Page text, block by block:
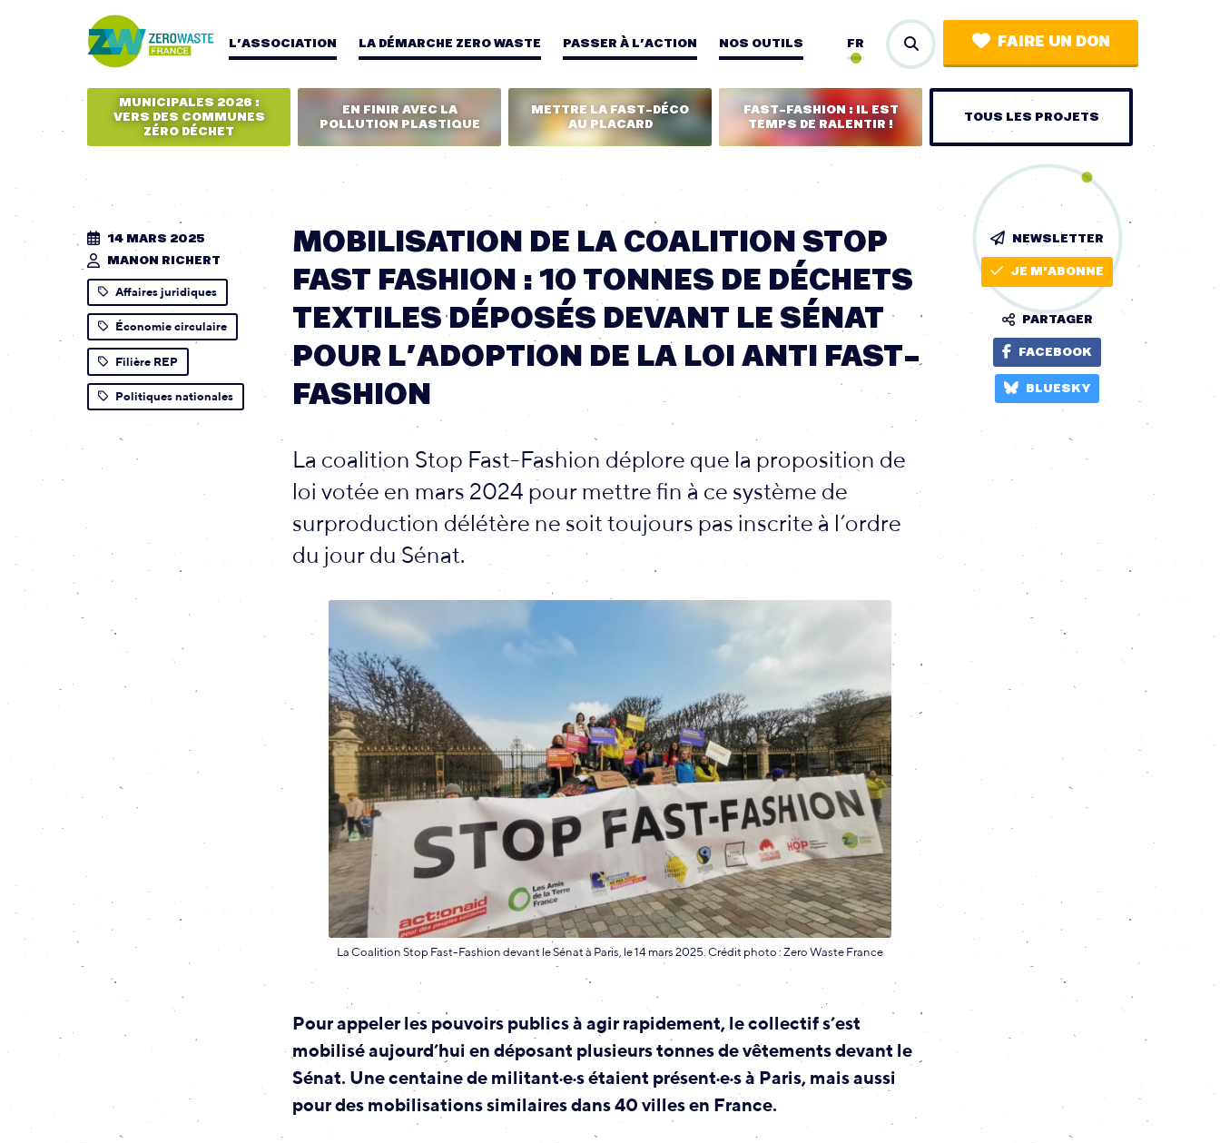
L’ASSOCIATION LA DÉMARCHE ZERO WASTE PASSER À L’ACTION NOS OUTILS FR FAIRE UN DON
MUNICIPALES 2026 :
VERS DES COMMUNES
ZÉRO DÉCHET
EN FINIR AVEC LA
POLLUTION PLASTIQUE
METTRE LA FAST-DÉCO
AU PLACARD
FAST-FASHION : IL EST
TEMPS DE RALENTIR !
TOUS LES PROJETS
14 MARS 2025
MANON RICHERT
Affaires juridiques
Économie circulaire
Filière REP
Politiques nationales
MOBILISATION DE LA COALITION STOP
FAST FASHION : 10 TONNES DE DÉCHETS
TEXTILES DÉPOSÉS DEVANT LE SÉNAT
POUR L’ADOPTION DE LA LOI ANTI FAST-
FASHION
La coalition Stop Fast-Fashion déplore que la proposition de
loi votée en mars 2024 pour mettre fin à ce système de
surproduction délétère ne soit toujours pas inscrite à l’ordre
du jour du Sénat.
La Coalition Stop Fast-Fashion devant le Sénat à Paris, le 14 mars 2025. Crédit photo : Zero Waste France
NEWSLETTER
JE M'ABONNE
PARTAGER
FACEBOOK
BLUESKY
Pour appeler les pouvoirs publics à agir rapidement, le collectif s’est
mobilisé aujourd’hui en déposant plusieurs tonnes de vêtements devant le
Sénat. Une centaine de militant·e·s étaient présent·e·s à Paris, mais aussi
pour des mobilisations similaires dans 40 villes en France.